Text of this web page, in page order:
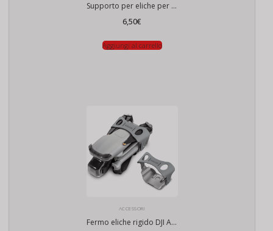
Supporto per eliche per DJI Air 3
6,50€
Aggiungi al carrello
ACCESSORI
Fermo eliche rigido DJI Air 3